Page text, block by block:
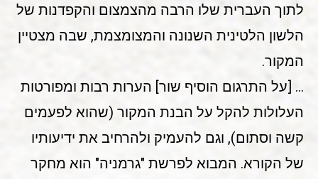
לתוך העברית שלו הרבה מהצמצום והקפדנות של
הלשון הלטינית השנונה והמצומצמת, שבה מצטיין
המקור.
… [על התרגום הוסיף שור] הערות רבות ומפורטות
העלולות להקל על הבנת המקור (שהוא לפעמים
קשה וסתום), וגם להעמיק ולהרחיב את ידיעותיו
של הקורא. המבוא לפרשת "גרמניה" הוא מחקר